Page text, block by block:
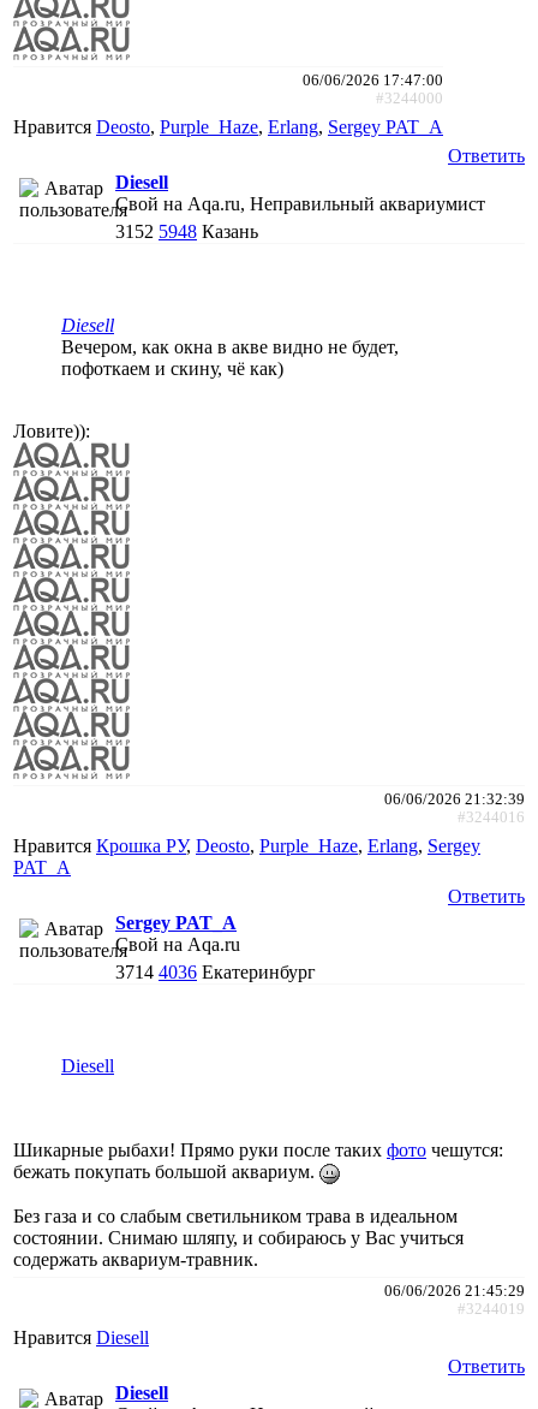
06/06/2026 17:47:00
#3244000
Нравится Deosto, Purple_Haze, Erlang, Sergey PAT_A
Ответить
Diesell
Свой на Aqa.ru, Неправильный аквариумист
3152 5948 Казань
Diesell
Вечером, как окна в акве видно не будет,
пофоткаем и скину, чё как)
Ловите)):
06/06/2026 21:32:39
#3244016
Нравится Крошка РУ, Deosto, Purple_Haze, Erlang, Sergey
PAT_A
Ответить
Sergey PAT_A
Свой на Aqa.ru
3714 4036 Екатеринбург
Diesell
Шикарные рыбахи! Прямо руки после таких фото чешутся:
бежать покупать большой аквариум.
Без газа и со слабым светильником трава в идеальном
состоянии. Снимаю шляпу, и собираюсь у Вас учиться
содержать аквариум-травник.
06/06/2026 21:45:29
#3244019
Нравится Diesell
Ответить
Diesell